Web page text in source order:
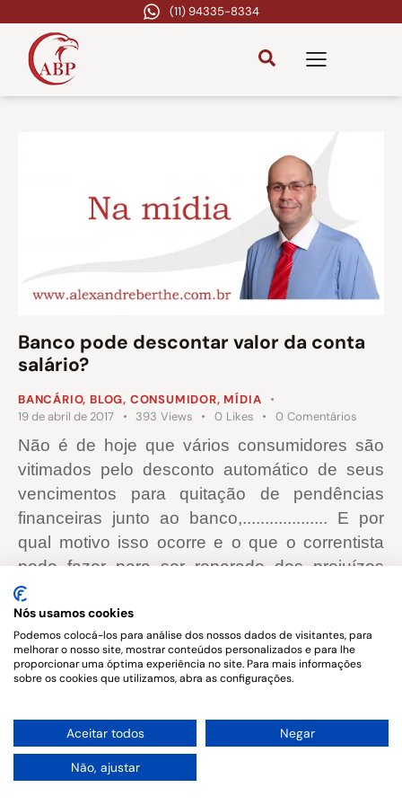
(11) 94335-8334
Banco pode descontar valor da conta
salário?
BANCÁRIO, BLOG, CONSUMIDOR, MÍDIA
19 de abril de 2017
393 Views 0 Likes 0 Comentários
Não é de hoje que vários consumidores são
vitimados pelo desconto automático de seus
vencimentos para quitação de pendências
financeiras junto ao banco,................... E por
qual motivo isso ocorre e o que o correntista
pode fazer para ser reparado dos prejuízos
sofridos?
Nós usamos cookies
Podemos colocá-los para análise dos nossos dados de visitantes, para
melhorar o nosso site, mostrar conteúdos personalizados e para lhe
proporcionar uma óptima experiência no site. Para mais informações
sobre os cookies que utilizamos, abra as configurações.
Aceitar todos Negar
Não, ajustar